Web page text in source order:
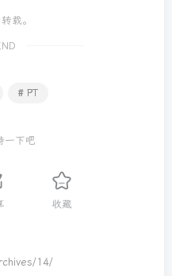
载。
# PT
一下吧
收藏
14/